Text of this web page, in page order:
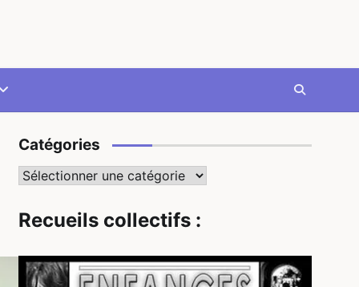
Catégories
Catégories
Recueils collectifs :